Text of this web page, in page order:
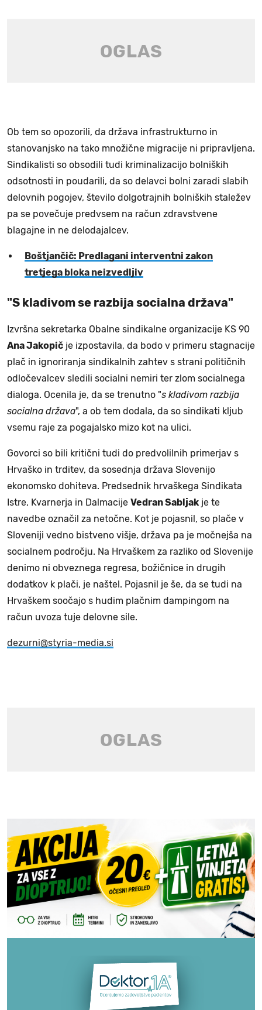
Ob tem so opozorili, da država infrastrukturno in
stanovanjsko na tako množične migracije ni pripravljena.
Sindikalisti so obsodili tudi kriminalizacijo bolniških
odsotnosti in poudarili, da so delavci bolni zaradi slabih
delovnih pogojev, število dolgotrajnih bolniških staležev
pa se povečuje predvsem na račun zdravstvene
blagajne in ne delodajalcev.
Boštjančič: Predlagani interventni zakon
tretjega bloka neizvedljiv
"S kladivom se razbija socialna država"
Izvršna sekretarka Obalne sindikalne organizacije KS 90
Ana Jakopič je izpostavila, da bodo v primeru stagnacije
plač in ignoriranja sindikalnih zahtev s strani političnih
odločevalcev sledili socialni nemiri ter zlom socialnega
dialoga. Ocenila je, da se trenutno "s kladivom razbija
socialna država", a ob tem dodala, da so sindikati kljub
vsemu raje za pogajalsko mizo kot na ulici.
Govorci so bili kritični tudi do predvolilnih primerjav s
Hrvaško in trditev, da sosednja država Slovenijo
ekonomsko dohiteva. Predsednik hrvaškega Sindikata
Istre, Kvarnerja in Dalmacije Vedran Sabljakje te
navedbe označil za netočne. Kot je pojasnil, so plače v
Sloveniji vedno bistveno višje, država pa je močnejša na
socialnem področju. Na Hrvaškem za razliko od Slovenije
denimo ni obveznega regresa, božičnice in drugih
dodatkov k plači, je naštel. Pojasnil je še, da se tudi na
Hrvaškem soočajo s hudim plačnim dampingom na
račun uvoza tuje delovne sile.
dezurni@styria-media.si